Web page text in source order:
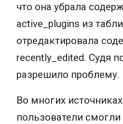
что она убрала
active_plugins из
отредактировала
recently_edited. Судя
разрешило проблему.
Во многих
пользователи смогли